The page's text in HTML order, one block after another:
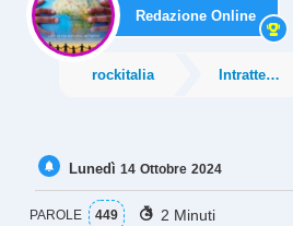
Redazione Online
rockitalia Intrattenimento
Lunedì 14 Ottobre 2024
PAROLE 449 2 Minuti